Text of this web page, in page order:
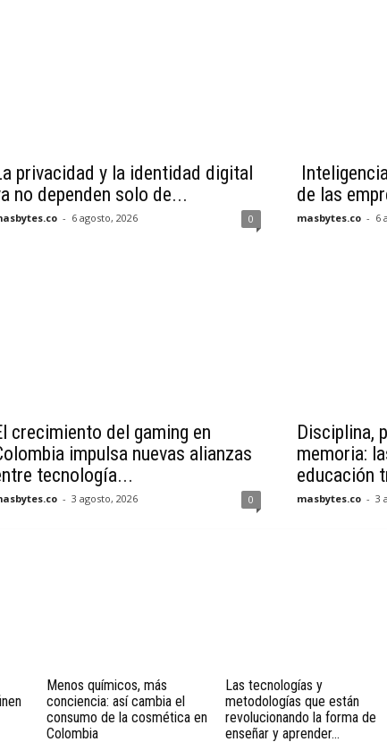
privacidad y la identidad digital
no dependen solo de...
- 6 agosto, 2026 0
de las
masbytes.co - 6
crecimiento del gaming en
impulsa nuevas alianzas
tecnología...
- 3 agosto, 2026 0
Disciplina,
memoria:
educación
masbytes.co - 3
Menos químicos, más
conciencia: así cambia el
consumo de la cosmética en
Colombia
Las tecnologías y
metodologías que están
revolucionando la forma de
enseñar y aprender...